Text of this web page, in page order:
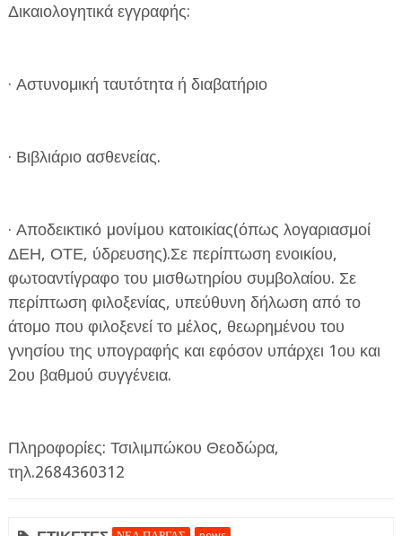
Δικαιολογητικά εγγραφής:
· Αστυνομική ταυτότητα ή διαβατήριο
· Βιβλιάριο ασθενείας.
· Αποδεικτικό µονίµου κατοικίας(όπως λογαριασμοί
ΔΕΗ, ΟΤΕ, ύδρευσης).Σε περίπτωση ενοικίου,
φωτοαντίγραφο του μισθωτηρίου συμβολαίου. Σε
περίπτωση φιλοξενίας, υπεύθυνη δήλωση από το
άτομο που φιλοξενεί το μέλος, θεωρημένου του
γνησίου της υπογραφής και εφόσον υπάρχει 1ου και
2ου βαθμού συγγένεια.
Πληροφορίες: Τσιλιμπώκου Θεοδώρα,
τηλ.2684360312